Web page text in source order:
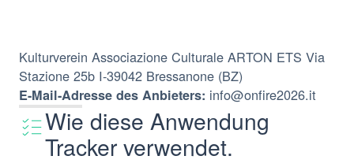
Kulturverein Associazione Culturale ARTON ETS Via
Stazione 25b I-39042 Bressanone (BZ)
E-Mail-Adresse des Anbieters: info@onfire2026.it
Wie diese Anwendung
Tracker verwendet.